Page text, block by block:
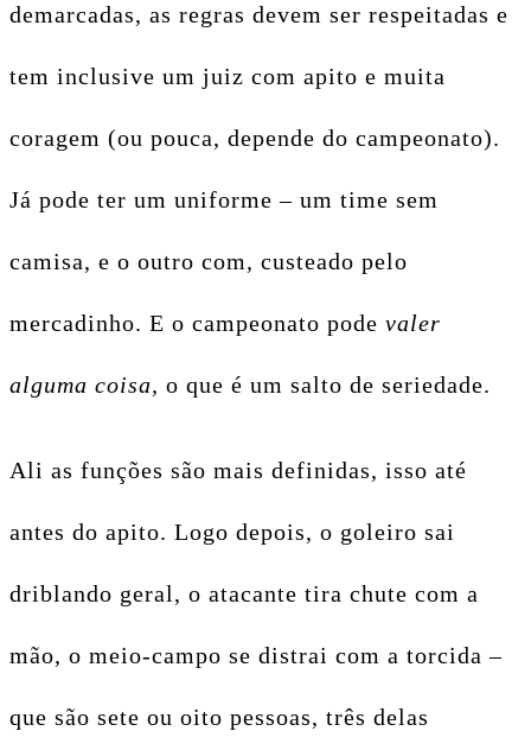
demarcadas, as regras devem ser respeitadas e
tem inclusive um juiz com apito e muita
coragem (ou pouca, depende do campeonato).
Já pode ter um uniforme – um time sem
camisa, e o outro com, custeado pelo
mercadinho. E o campeonato pode valer
alguma coisa, o que é um salto de seriedade.
Ali as funções são mais definidas, isso até
antes do apito. Logo depois, o goleiro sai
driblando geral, o atacante tira chute com a
mão, o meio-campo se distrai com a torcida –
que são sete ou oito pessoas, três delas